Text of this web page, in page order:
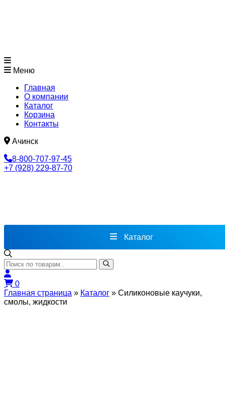
Меню
Главная
О компании
Каталог
Корзина
Контакты
Ачинск
8-800-707-97-45
+7 (928) 229-87-70
Каталог
0
Главная страница » Каталог » Силиконовые каучуки,
смолы, жидкости